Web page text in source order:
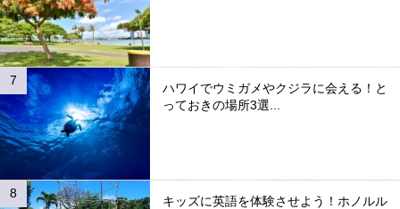
ハワイでウミガメやクジラに会える！と
っておきの場所3選...
キッズに英語を体験させよう！ホノルル